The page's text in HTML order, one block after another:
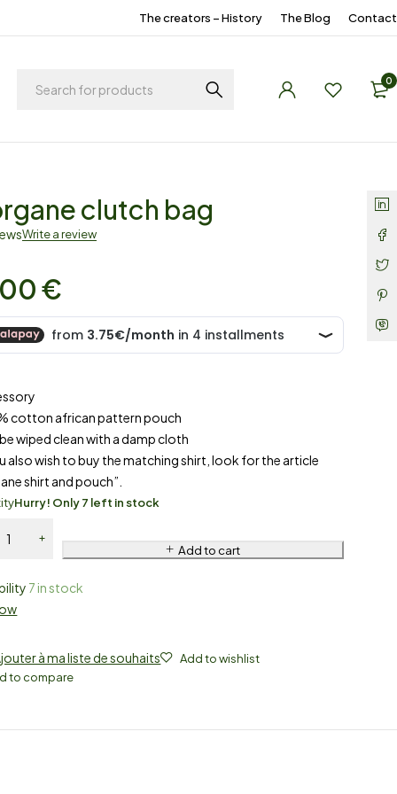
The creators – History The Blog Contact
0
clutch bag
Write a review
€
cotton african pattern pouch
wiped clean with a damp cloth
also wish to buy the matching shirt, look for the article
shirt and pouch”.
Hurry! Only 7 left in stock
Add to cart
7 in stock
à ma liste de souhaits